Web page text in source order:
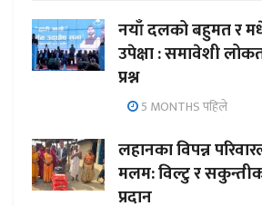
नयाँ दलको बहुमत र
उपेक्षा : समावेशी
प्रश्न
5 MONTHS पहिले
लहानका विपन्न
मलम: विल्टु र
प्रदान